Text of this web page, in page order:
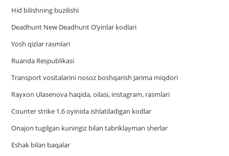
Hid bilishning buzilishi
Deadhunt New Deadhunt O’yinlar kodlari
Yosh qizlar rasmlari
Ruanda Respublikasi
Trаnsport vositаlаrini nosoz boshqаrish Jаrimа miqdori
Rayxon Ulasenova haqida, oilasi, instagram, rasmlari
Counter strike 1.6 oyinida ishlatiladigan kodlar
Onajon tugilgan kuningiz bilan tabriklayman sherlar
Eshak bilan baqalar